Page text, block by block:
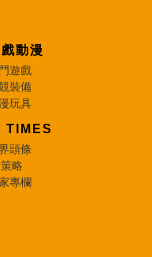
動漫
遊戲
裝備
玩具
TIMES
頭條
略
專欄